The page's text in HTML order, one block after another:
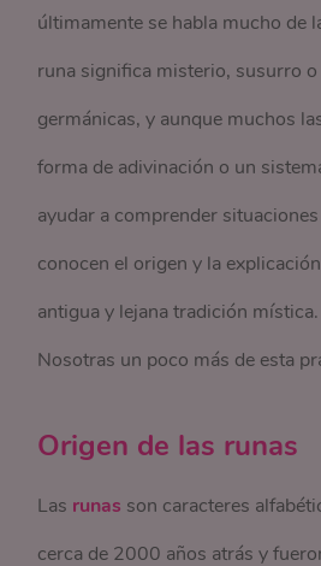
últimamente se habla mucho de
runa significa misterio, susurro
germánicas, y aunque muchos
forma de adivinación o un
ayudar a comprender
conocen el origen y la
antigua y lejana tradición
Nosotras un poco más de esta
Origen de las runas
Las runas son caracteres
cerca de 2000 años atrás y